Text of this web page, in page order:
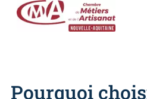
Pourquoi